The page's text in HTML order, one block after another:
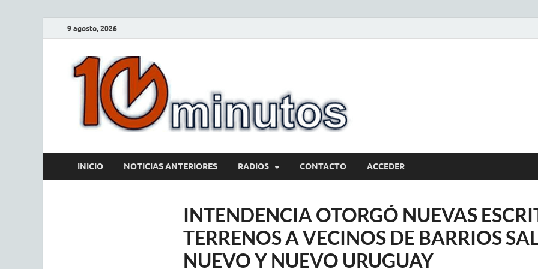
9 agosto, 2026
INICIO NOTICIAS ANTERIORES RADIOS CONTACTO ACCEDER
INTENDENCIA OTORGÓ NUEVAS
TERRENOS A VECINOS DE BARRIOS
NUEVO Y NUEVO URUGUAY